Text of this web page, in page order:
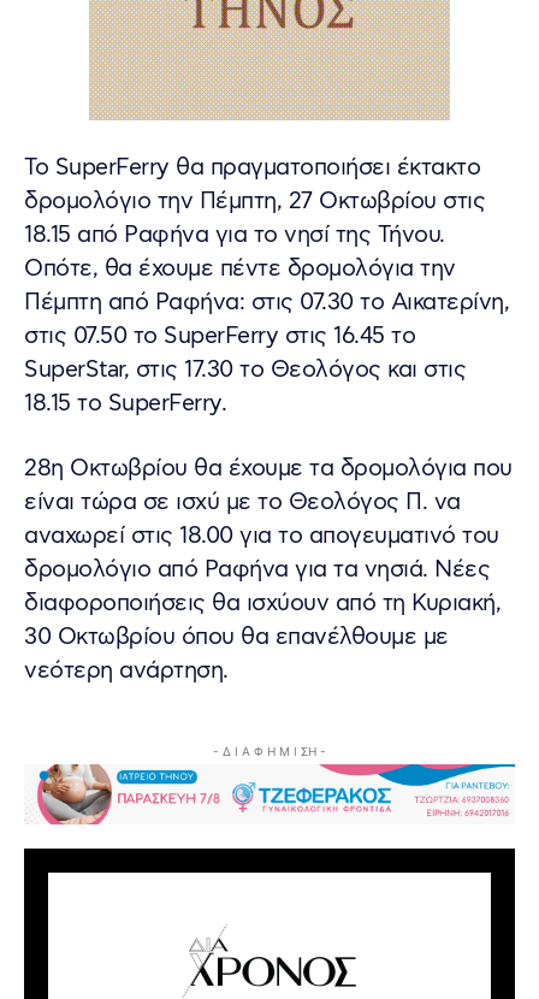
To SuperFerry θα πραγματοποιήσει έκτακτο
δρομολόγιο την Πέμπτη, 27 Οκτωβρίου στις
18.15 από Ραφήνα για το νησί της Τήνου.
Οπότε, θα έχουμε πέντε δρομολόγια την
Πέμπτη από Ραφήνα: στις 07.30 το Αικατερίνη,
στις 07.50 το SuperFerry στις 16.45 το
SuperStar, στις 17.30 το Θεολόγος και στις
18.15 το SuperFerry.
28η Οκτωβρίου θα έχουμε τα δρομολόγια που
είναι τώρα σε ισχύ με το Θεολόγος Π. να
αναχωρεί στις 18.00 για το απογευματινό του
δρομολόγιο από Ραφήνα για τα νησιά. Νέες
διαφοροποιήσεις θα ισχύουν από τη Κυριακή,
30 Οκτωβρίου όπου θα επανέλθουμε με
νεότερη ανάρτηση.
- Δ Ι Α Φ Η Μ Ι ΣΗ -